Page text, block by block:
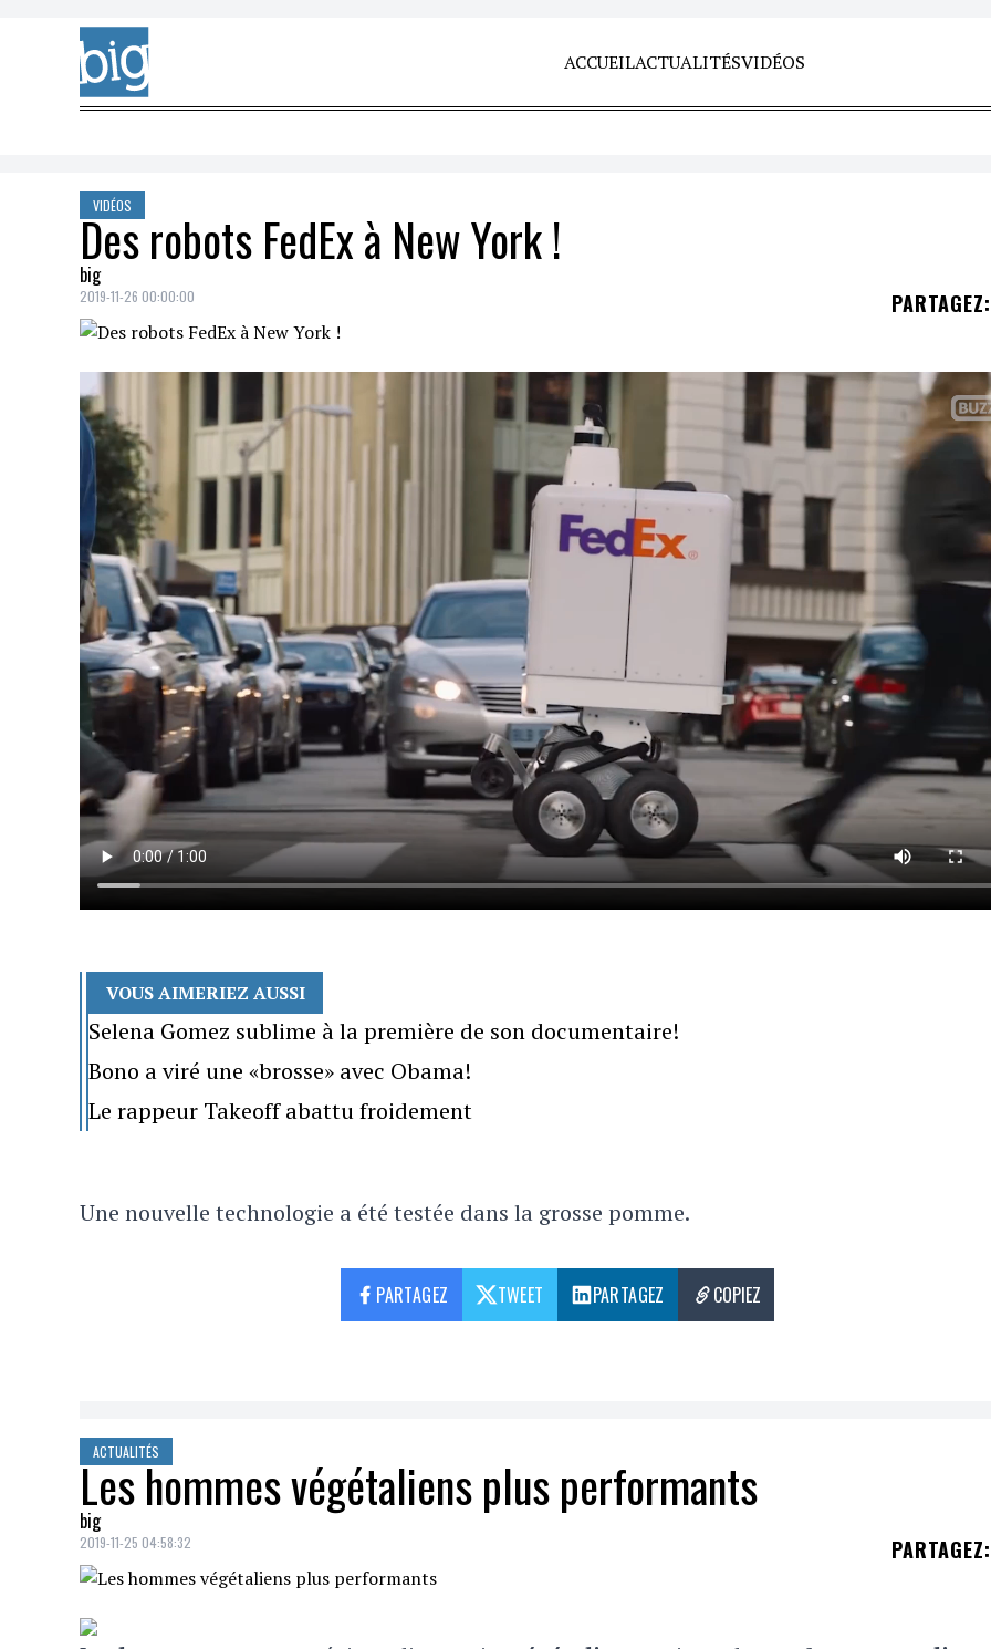
Skip to content
ACCUEILACTUALITÉSVIDÉOS
VIDÉOS
Des robots FedEx à New York !
big
2019-11-26 00:00:00 PARTAGEZ:
VOUS AIMERIEZ AUSSI
Selena Gomez sublime à la première de son documentaire!
Bono a viré une «brosse» avec Obama!
Le rappeur Takeoff abattu froidement
Une nouvelle technologie a été testée dans la grosse pomme.
PARTAGEZ TWEET PARTAGEZ COPIEZ
ACTUALITÉS
Les hommes végétaliens plus performants
big
2019-11-25 04:58:32 PARTAGEZ: